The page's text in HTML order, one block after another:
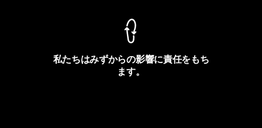
私たちはみずからの影響に責任をもち
ます。